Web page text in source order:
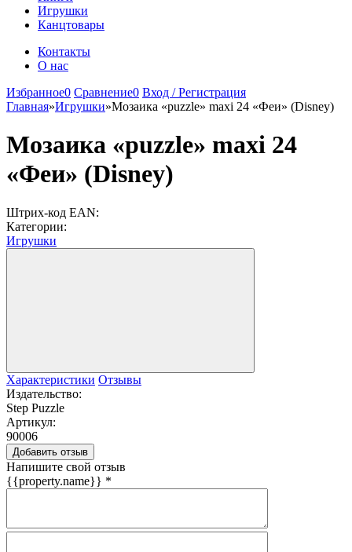
Игрушки
Канцтовары
Контакты
О нас
Избранное0 Сравнение0 Вход / Регистрация
Главная»Игрушки»Мозаика «puzzle» maxi 24 «Феи» (Disney)
Мозаика «puzzle» maxi 24
«Феи» (Disney)
Штрих-код EAN:
Категории:
Игрушки
Характеристики Отзывы
Издательство:
Step Puzzle
Артикул:
90006
Добавить отзыв
Напишите свой отзыв
{{property.name}} *